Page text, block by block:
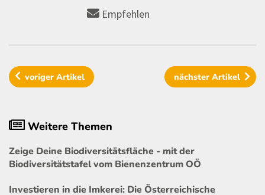
Empfehlen
vorigerArtikel nächster Artikel
Weitere Themen
Zeige Deine Biodiversitätsfläche - mit der
Biodiversitätstafel vom Bienenzentrum OÖ
Investieren in die Imkerei: Die Österreichische